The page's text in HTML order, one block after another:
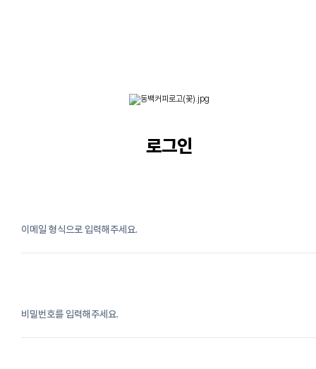
로그인
이메일 형식으로 입력해주세요.
비밀번호를 입력해주세요.